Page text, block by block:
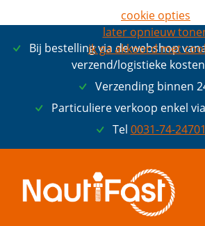
Bij bestelling via de webshop
verzend/logistieke
Verzending binnen
Particuliere verkoop enkel
Tel 0031-74-
cookie opties
later opnieuw
ik ga akkoord met